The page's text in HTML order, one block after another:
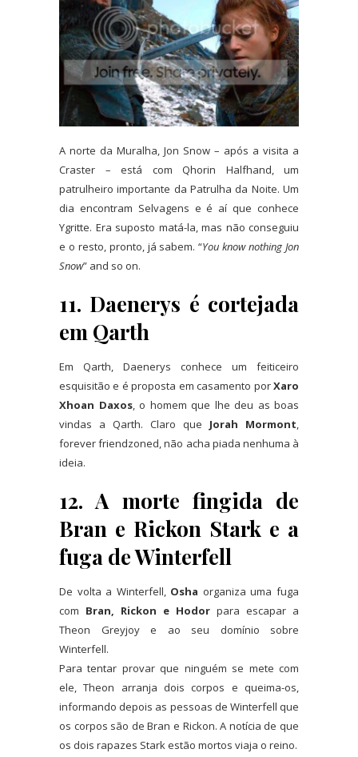
A norte da Muralha, Jon Snow – após a visita a
Craster – está com Qhorin Halfhand, um
patrulheiro importante da Patrulha da Noite. Um
dia encontram Selvagens e é aí que conhece
Ygritte. Era suposto matá-la, mas não conseguiu
e o resto, pronto, já sabem. “You know nothing Jon
Snow” and so on.
11. Daenerys é cortejada
em Qarth
Em Qarth, Daenerys conhece um feiticeiro
esquisitão e é proposta em casamento porXaro
Xhoan Daxos, o homem que lhe deu as boas
vindas a Qarth. Claro que Jorah Mormont,
forever friendzoned, não acha piada nenhuma à
ideia.
12. A morte fingida de
Bran e Rickon Stark e a
fuga de Winterfell
De volta a Winterfell, Osha organiza uma fuga
com Bran, Rickon e Hodor para escapar a
Theon Greyjoy e ao seu domínio sobre
Winterfell.
Para tentar provar que ninguém se mete com
ele, Theon arranja dois corpos e queima-os,
informando depois as pessoas de Winterfell que
os corpos são de Bran e Rickon. A notícia de que
os dois rapazes Stark estão mortos viaja o reino.